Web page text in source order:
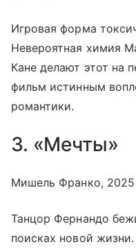
Игровая форма
Невероятная химия
Кане делают этот на
фильм истинным
романтики.
3. «Мечты»
Мишель Франко, 2025
Танцор Фернандо
поисках новой